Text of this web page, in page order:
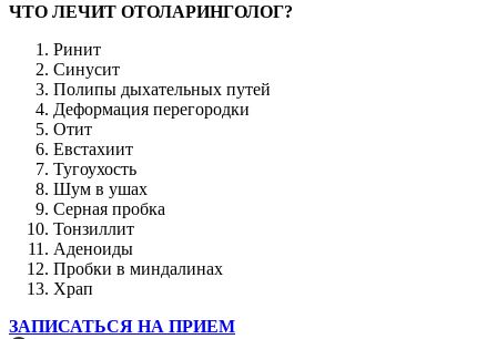
ЧТО ЛЕЧИТ ОТОЛАРИНГОЛОГ?
Ринит
Синусит
Полипы дыхательных путей
Деформация перегородки
Отит
Евстахиит
Тугоухость
Шум в ушах
Серная пробка
Тонзиллит
Аденоиды
Пробки в миндалинах
Храп
ЗАПИСАТЬСЯ НА ПРИЕМ